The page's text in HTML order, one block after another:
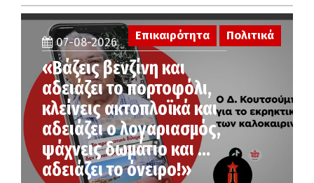
Επικαιρότητα Πολιτικά
07-08-2026
«Βάζεις βενζίνη και
αδειάζει το πορτοφόλι,
κλείνεις ακτοπλοϊκά και
αδειάζει ο λογαριασμός,
ψάχνεις δωμάτιο και …
αδειάζει το όνειρο!»